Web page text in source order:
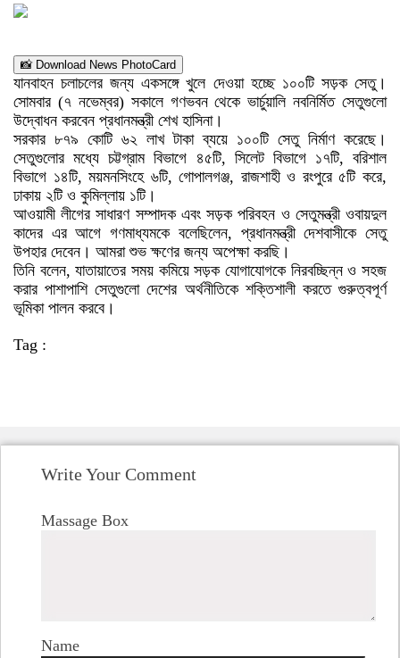
📸 Download News PhotoCard
যানবাহন চলাচলের জন্য একসঙ্গে খুলে দেওয়া হচ্ছে ১০০টি সড়ক সেতু।
সোমবার (৭ নভেম্বর) সকালে গণভবন থেকে ভার্চুয়ালি নবনির্মিত সেতুগুলো
উদ্বোধন করবেন প্রধানমন্ত্রী শেখ হাসিনা।
সরকার ৮৭৯ কোটি ৬২ লাখ টাকা ব্যয়ে ১০০টি সেতু নির্মাণ করেছে।
সেতুগুলোর মধ্যে চট্টগ্রাম বিভাগে ৪৫টি, সিলেট বিভাগে ১৭টি, বরিশাল
বিভাগে ১৪টি, ময়মনসিংহে ৬টি, গোপালগঞ্জ, রাজশাহী ও রংপুরে ৫টি করে,
ঢাকায় ২টি ও কুমিল্লায় ১টি।
আওয়ামী লীগের সাধারণ সম্পাদক এবং সড়ক পরিবহন ও সেতুমন্ত্রী ওবায়দুল
কাদের এর আগে গণমাধ্যমকে বলেছিলেন, প্রধানমন্ত্রী দেশবাসীকে সেতু
উপহার দেবেন। আমরা শুভ ক্ষণের জন্য অপেক্ষা করছি।
তিনি বলেন, যাতায়াতের সময় কমিয়ে সড়ক যোগাযোগকে নিরবচ্ছিন্ন ও সহজ
করার পাশাপাশি সেতুগুলো দেশের অর্থনীতিকে শক্তিশালী করতে গুরুত্বপূর্ণ
ভূমিকা পালন করবে।
Tag :
Write Your Comment
Massage Box
Name